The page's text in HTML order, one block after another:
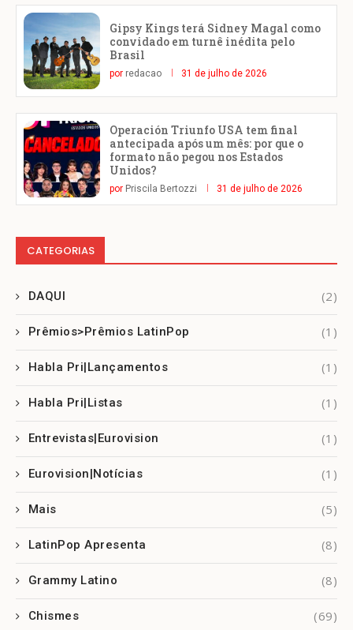
Gipsy Kings terá Sidney Magal como
convidado em turnê inédita pelo
Brasil
por redacao 31 de julho de 2026
Operación Triunfo USA tem final
antecipada após um mês: por que o
formato não pegou nos Estados
Unidos?
por Priscila Bertozzi 31 de julho de 2026
CATEGORIAS
DAQUI (2)
Prêmios>Prêmios LatinPop (1)
Habla Pri|Lançamentos (1)
Habla Pri|Listas (1)
Entrevistas|Eurovision (1)
Eurovision|Notícias (1)
Mais (5)
LatinPop Apresenta (8)
Grammy Latino (8)
Chismes (69)